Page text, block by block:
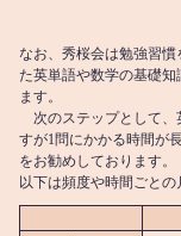
なお、秀桜会は勉強習
た英単語や数学の基礎
ます。
次のステップとして、
すが1問にかかる時間が
をお勧めしております。
以下は頻度や時間ごとの